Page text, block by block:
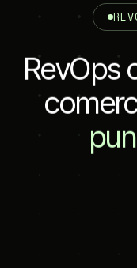
RevOps
comer